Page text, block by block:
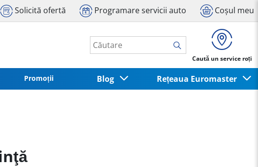
Solicită ofertă Programare servicii auto Coșul meu
Caută un service roți
Promoții Blog Rețeaua Euromaster